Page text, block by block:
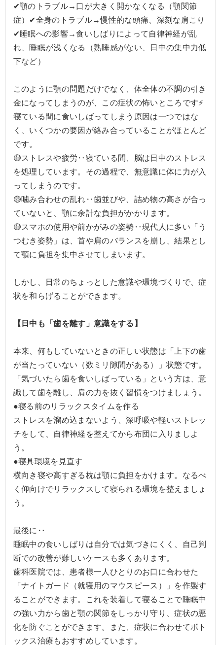
✔︎顎のトラブル→口が大きく開かなくなる（顎関節
症）✔︎全身のトラブル→慢性的な頭痛、深刻な肩こり
✔︎睡眠への影響→食いしばりによって自律神経が乱
れ、睡眠が浅くなる（熟睡感がない、日中の集中力低
下など）
このように顎の問題だけでなく、体全体の不調の引き
金になってしまうのが、この症状の怖いところです⚡️
寝ている間に食いしばってしまう原因は一つではな
く、いくつかの要因が絡み合っていることがほとんど
です。
🟡ストレスや疲労‥寝ている間、脳は日中のストレス
を処理しています。その過程で、無意識に体に力が入
ってしまうのです。
🟡噛み合わせの乱れ‥歯並びや、詰め物の高さが合っ
ていないと、顎に余計な負担がかかります。
🟡スマホの使用や前かがみの姿勢‥現代人に多い「う
つむき姿勢」は、首や肩のバランスを崩し、結果とし
て顎に負担を集中させてしまいます。
しかし、日常のちょっとした意識や環境づくりで、症
状を和らげることができます。
【日中も「歯を離す」意識をする】
本来、何もしていないときの正しい状態は「上下の歯
が当たっていない（数ミリ隙間がある）」状態です。
「気づいたら歯を食いしばっている」という方は、意
識して歯を離し、肩の力を抜く習慣をつけましょう。
●寝る前のリラックスタイムを作る
ストレスを溜め込まないよう、深呼吸や軽いストレッ
チをして、自律神経を整えてから布団に入りましよ
う。
●寝具環境を見直す
横向き寝や高すぎる枕は顎に負担をかけます。なるべ
く仰向けでリラックスして寝られる環境を整えましょ
う。
最後に‥
睡眠中の食いしばりは自分では気づきにくく、自己判
断での改善が難しいケースも多くあります。
歯科医院では、患者様一人ひとりのお口に合わせた
「ナイトガード（就寝用のマウスピース）」を作製す
ることができます。これを装着して寝ることで睡眠中
の強い力から歯と顎の関節をしっかり守り、症状の悪
化を防ぐことができます。また、症状に合わせてボト
ックス治療もおすすめしています。